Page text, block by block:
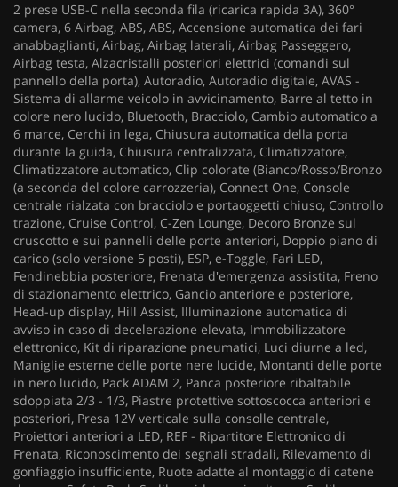
2 prese USB-C nella seconda fila (ricarica rapida 3A), 360°
camera, 6 Airbag, ABS, ABS, Accensione automatica dei fari
anabbaglianti, Airbag, Airbag laterali, Airbag Passeggero,
Airbag testa, Alzacristalli posteriori elettrici (comandi sul
pannello della porta), Autoradio, Autoradio digitale, AVAS -
Sistema di allarme veicolo in avvicinamento, Barre al tetto in
colore nero lucido, Bluetooth, Bracciolo, Cambio automatico a
6 marce, Cerchi in lega, Chiusura automatica della porta
durante la guida, Chiusura centralizzata, Climatizzatore,
Climatizzatore automatico, Clip colorate (Bianco/Rosso/Bronzo
(a seconda del colore carrozzeria), Connect One, Console
centrale rialzata con bracciolo e portaoggetti chiuso, Controllo
trazione, Cruise Control, C-Zen Lounge, Decoro Bronze sul
cruscotto e sui pannelli delle porte anteriori, Doppio piano di
carico (solo versione 5 posti), ESP, e-Toggle, Fari LED,
Fendinebbia posteriore, Frenata d'emergenza assistita, Freno
di stazionamento elettrico, Gancio anteriore e posteriore,
Head-up display, Hill Assist, Illuminazione automatica di
avviso in caso di decelerazione elevata, Immobilizzatore
elettronico, Kit di riparazione pneumatici, Luci diurne a led,
Maniglie esterne delle porte nere lucide, Montanti delle porte
in nero lucido, Pack ADAM 2, Panca posteriore ribaltabile
sdoppiata 2/3 - 1/3, Piastre protettive sottoscocca anteriori e
posteriori, Presa 12V verticale sulla consolle centrale,
Proiettori anteriori a LED, REF - Ripartitore Elettronico di
Frenata, Riconoscimento dei segnali stradali, Rilevamento di
gonfiaggio insufficiente, Ruote adatte al montaggio di catene